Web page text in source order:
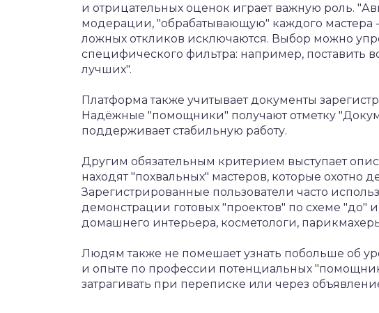
и отрицательных оценок играет важную роль.
модерации, "обрабатывающую" каждого мастера
ложных откликов исключаются. Выбор можно
специфического фильтра: например, поставить
лучших".
Платформа также учитывает документы
Надёжные "помощники" получают отметку
поддерживает стабильную работу.
Другим обязательным критерием выступает
находят "похвальных" мастеров, которые охотно
Зарегистрированные пользователи часто
демонстрации готовых "проектов" по схеме "до"
домашнего интерьера, косметологи,
Людям также не помешает узнать побольше об
и опыте по профессии потенциальных
затрагивать при переписке или через